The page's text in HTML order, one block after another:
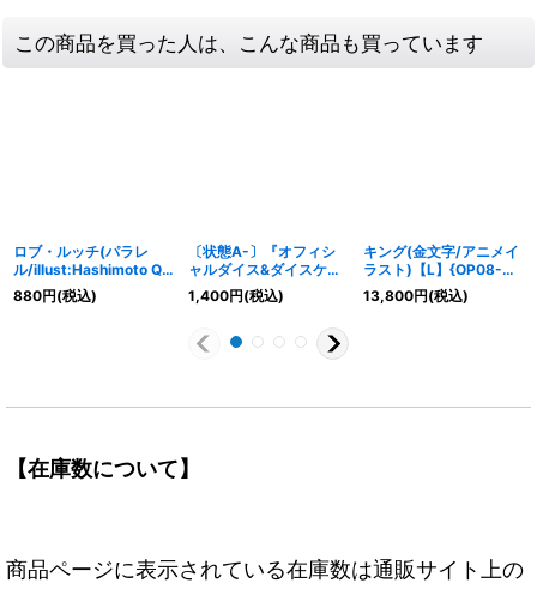
この商品を買った人は、こんな商品も買っています
ロブ・ルッチ(パラレ
ル/illust:Hashimoto Q)
【SR/P】{OP05-093}
880円(税込)
〔状態A-〕『オフィシ
ャルダイス&ダイスケー
ス』【サプライ】{-}
1,400円(税込)
キング(金文字/アニメイ
ラスト)【L】{OP08-
057}
13,800円(税込)
【在庫数について】
商品ページに表示されている在庫数は通販サイト上の